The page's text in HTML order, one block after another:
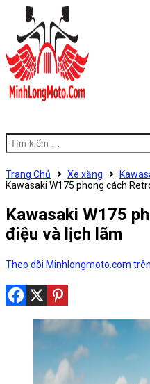
Trang Chủ Xe xăng
Kawasaki W175 phong cách
Kawasaki W175
điệu và lịch lãm
Theo dõi Minhlongmoto.com trên